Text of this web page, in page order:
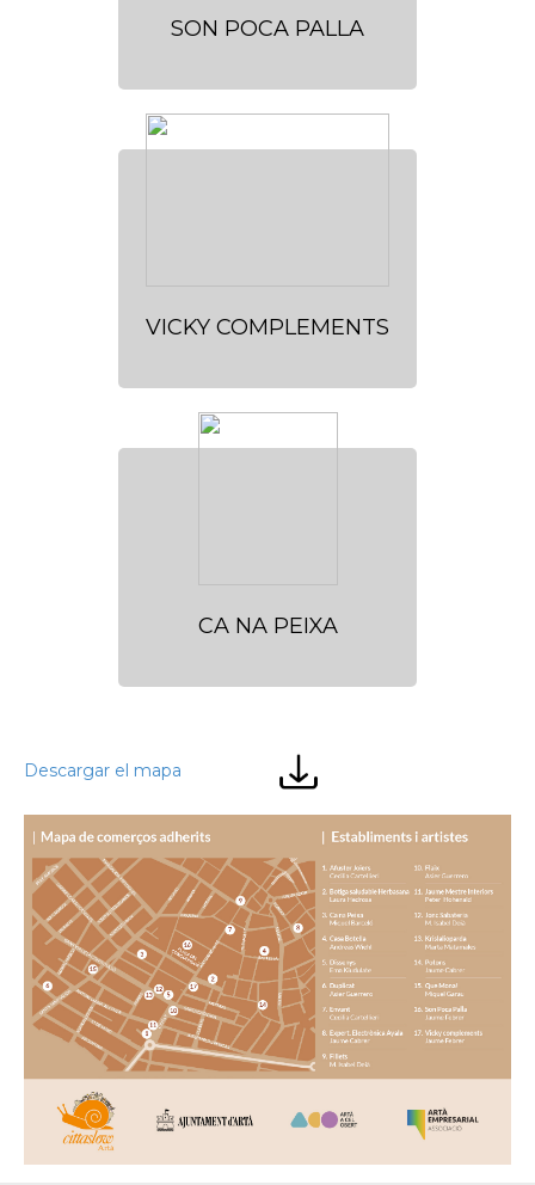
SON POCA PALLA
VICKY COMPLEMENTS
CA NA PEIXA
Descargar el mapa